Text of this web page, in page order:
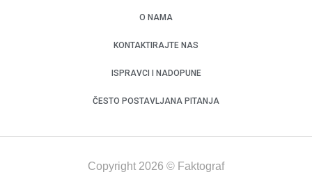
O NAMA
KONTAKTIRAJTE NAS
ISPRAVCI I NADOPUNE
ČESTO POSTAVLJANA PITANJA
Copyright 2026 © Faktograf